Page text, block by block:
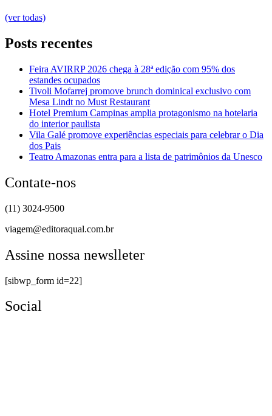
(ver todas)
Posts recentes
Feira AVIRRP 2026 chega à 28ª edição com 95% dos
estandes ocupados
Tivoli Mofarrej promove brunch dominical exclusivo com
Mesa Lindt no Must Restaurant
Hotel Premium Campinas amplia protagonismo na hotelaria
do interior paulista
Vila Galé promove experiências especiais para celebrar o Dia
dos Pais
Teatro Amazonas entra para a lista de patrimônios da Unesco
Contate-nos
(11) 3024-9500
viagem@editoraqual.com.br
Assine nossa newslleter
[sibwp_form id=22]
Social